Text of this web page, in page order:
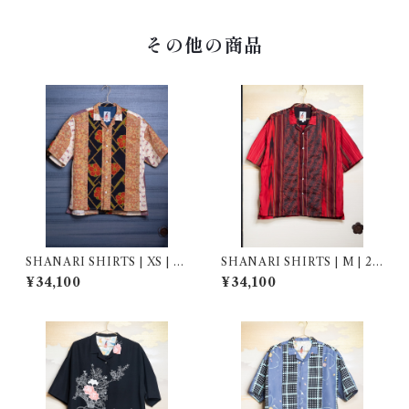
その他の商品
SHANARI SHIRTS | XS | 2
63058
¥34,100
SHANARI SHIRTS | M | 26
3061
¥34,100